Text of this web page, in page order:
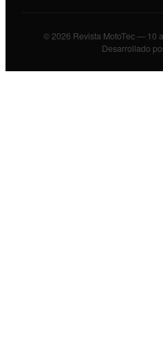
© 2026 Revista MotoTec — 10
Desarrollado